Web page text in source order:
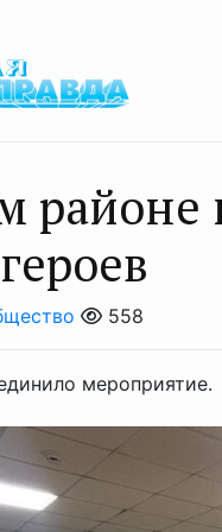
районе
558
мероприятие.